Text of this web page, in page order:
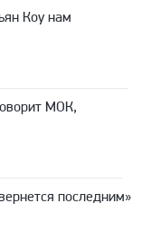
Коу нам
МОК,
последним»